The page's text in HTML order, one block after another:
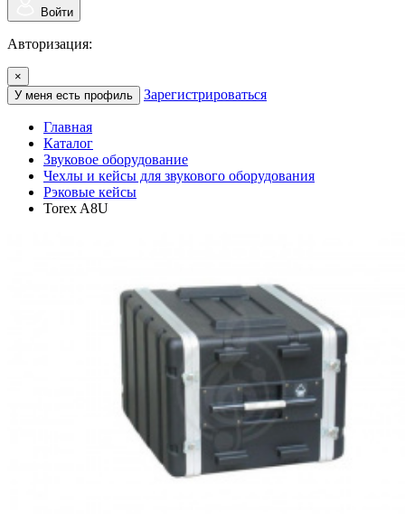
Войти
Авторизация:
×
У меня есть профиль
Зарегистрироваться
Главная
Каталог
Звуковое оборудование
Чехлы и кейсы для звукового оборудования
Рэковые кейсы
Torex A8U